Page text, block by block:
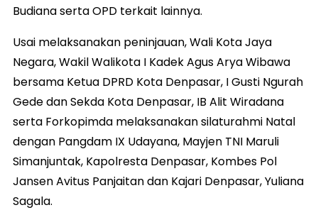
Budiana serta OPD terkait lainnya.
Usai melaksanakan peninjauan, Wali Kota Jaya
Negara, Wakil Walikota I Kadek Agus Arya Wibawa
bersama Ketua DPRD Kota Denpasar, I Gusti Ngurah
Gede dan Sekda Kota Denpasar, IB Alit Wiradana
serta Forkopimda melaksanakan silaturahmi Natal
dengan Pangdam IX Udayana, Mayjen TNI Maruli
Simanjuntak, Kapolresta Denpasar, Kombes Pol
Jansen Avitus Panjaitan dan Kajari Denpasar, Yuliana
Sagala.